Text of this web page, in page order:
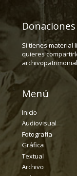
Donaciones
Si tienes material
quieres
Menú
Inicio
Audiovisual
Fotografía
Gráfica
Textual
Archivo